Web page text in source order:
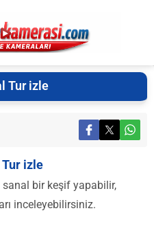
Tur izle
izle
bir keşif yapabilir,
inceleyebilirsiniz.